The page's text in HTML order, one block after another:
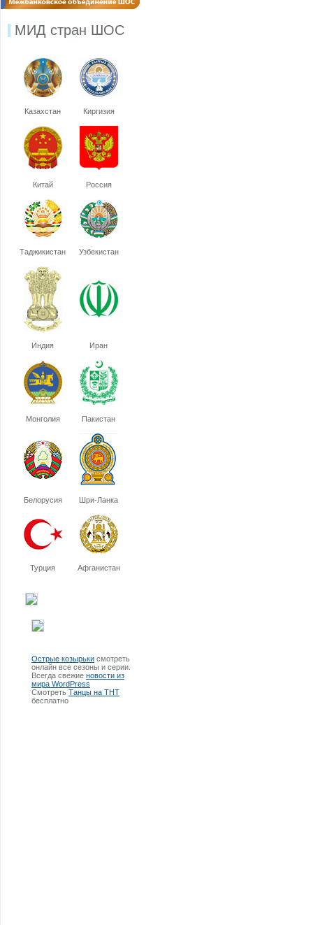
МИД стран ШОС
Казахстан Киргизия
Китай Россия
Таджикистан Узбекистан
Индия Иран
Монголия Пакистан
Белорусия Шри-Ланка
Турция Афганистан
Острые козырьки смотреть
онлайн все сезоны и серии.
Всегда свежие новости из
мира WordPress
Смотреть Танцы на ТНТ
бесплатно